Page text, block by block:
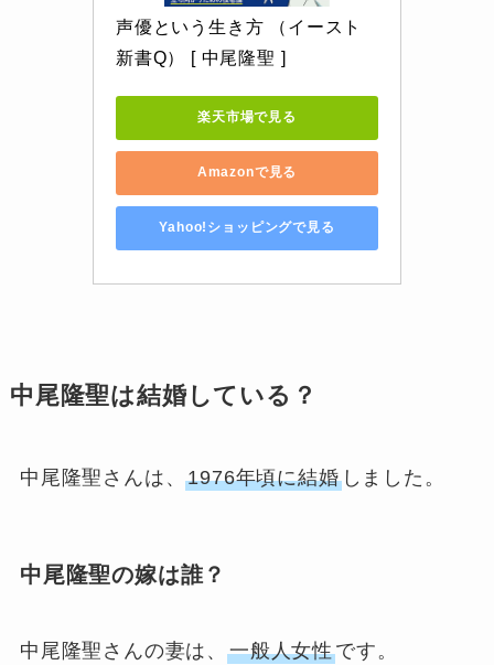
声優という生き方 （イースト
新書Q） [ 中尾隆聖 ]
楽天市場で見る
Amazonで見る
Yahoo!ショッピングで見る
中尾隆聖は結婚している？
中尾隆聖さんは、1976年頃に結婚しました。
中尾隆聖の嫁は誰？
中尾隆聖さんの妻は、 一般人女性です。